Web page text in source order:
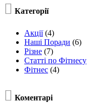
 Категорії
Акції(4)
Наші Поради (6)
Різне (7)
Статті по Фітнесу
Фітнес (4)
 Коментарі